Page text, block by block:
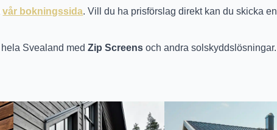
vår bokningssida. Vill du ha prisförslag direkt kan du skicka en
hela Svealand medZip Screens och andra solskyddslösningar.